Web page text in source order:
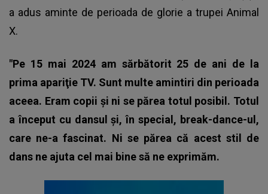
a adus aminte de perioada de glorie a trupei Animal
X.
"Pe 15 mai 2024 am sărbătorit 25 de ani de la
prima apariţie TV. Sunt multe amintiri din perioada
aceea. Eram copii şi ni se părea totul posibil. Totul
a început cu dansul şi, în special, break-dance-ul,
care ne-a fascinat. Ni se părea că acest stil de
dans ne ajuta cel mai bine să ne exprimăm.